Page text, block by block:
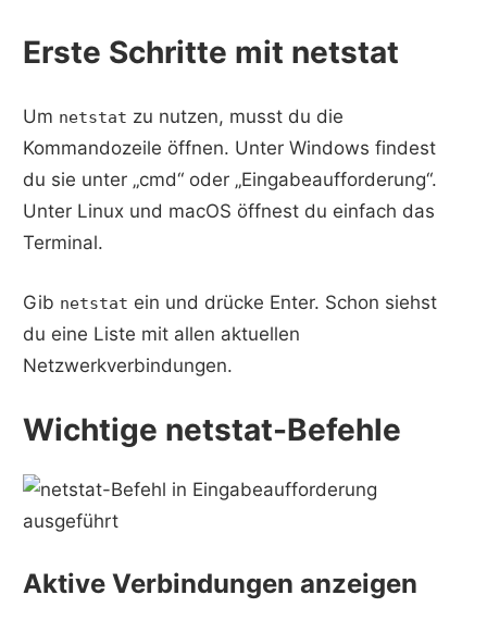
Erste Schritte mit netstat
Um netstat zu nutzen, musst du die
Kommandozeile öffnen. Unter Windows findest
du sie unter „cmd“ oder „Eingabeaufforderung“.
Unter Linux und macOS öffnest du einfach das
Terminal.
Gib netstat ein und drücke Enter. Schon siehst
du eine Liste mit allen aktuellen
Netzwerkverbindungen.
Wichtige netstat-Befehle
Aktive Verbindungen anzeigen